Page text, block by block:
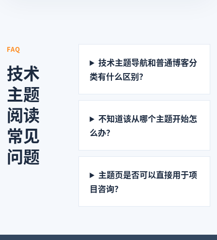
FAQ
技术
主题
阅读
常见
问题
技术主题导航和普通博客分
类有什么区别？
不知道该从哪个主题开始怎
么办？
主题页是否可以直接用于项
目咨询？